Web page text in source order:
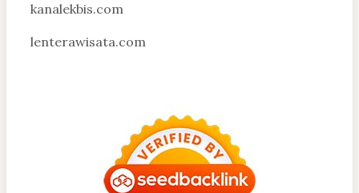
kanalekbis.com
lenterawisata.com